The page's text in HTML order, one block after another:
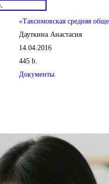
«Таксимовская средняя
Дауткина Анастасия
14.04.2016
445 b.
Документы